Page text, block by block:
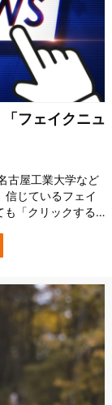
フェイクニュ
古屋工業大学など
信じているフェイ
も「クリックする
の拡散を止めら
けようとする、